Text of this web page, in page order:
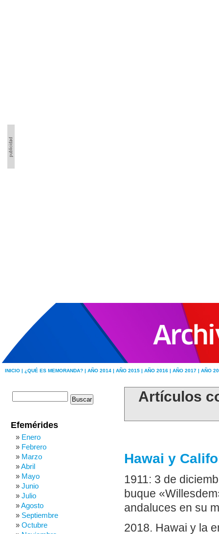
INICIO | ¿QUÉ ES MEMORANDA? | AÑO 2014 | AÑO 2015 | AÑO 2016 | AÑO 2017 | AÑO
Artículos
Hawai y
1911: 3 de
buque
andaluces en su
2018. Hawai y la
Efemérides
Enero
Febrero
Marzo
Abril
Mayo
Junio
Julio
Agosto
Septiembre
Octubre